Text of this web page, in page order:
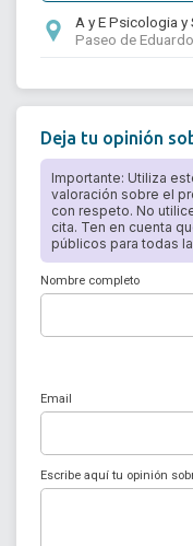
A y E Psicologia y
Paseo de
Deja tu opinión
Importante: Utiliza
valoración sobre el
con respeto. No
cita. Ten en cuenta
públicos para todas
Nombre completo
Email
Escribe aquí tu opinión